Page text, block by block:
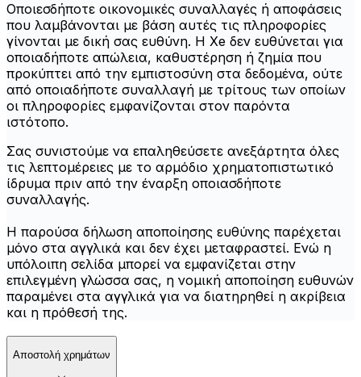
Οποιεσδήποτε οικονομικές συναλλαγές ή αποφάσεις
που λαμβάνονται με βάση αυτές τις πληροφορίες
γίνονται με δική σας ευθύνη. Η Xe δεν ευθύνεται για
οποιαδήποτε απώλεια, καθυστέρηση ή ζημία που
προκύπτει από την εμπιστοσύνη στα δεδομένα, ούτε
από οποιαδήποτε συναλλαγή με τρίτους των οποίων
οι πληροφορίες εμφανίζονται στον παρόντα
ιστότοπο.
Σας συνιστούμε να επαληθεύσετε ανεξάρτητα όλες
τις λεπτομέρειες με το αρμόδιο χρηματοπιστωτικό
ίδρυμα πριν από την έναρξη οποιασδήποτε
συναλλαγής.
Η παρούσα δήλωση αποποίησης ευθύνης παρέχεται
μόνο στα αγγλικά και δεν έχει μεταφραστεί. Ενώ η
υπόλοιπη σελίδα μπορεί να εμφανίζεται στην
επιλεγμένη γλώσσα σας, η νομική αποποίηση ευθυνών
παραμένει στα αγγλικά για να διατηρηθεί η ακρίβεια
και η πρόθεσή της.
Αποστολή χρημάτων